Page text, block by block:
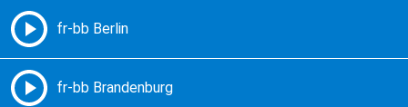
Freie Radios – Berlin Brandenburg